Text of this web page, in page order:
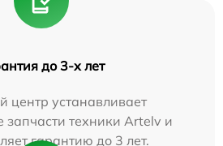
до 3-х лет
центр устанавливает
запчасти техники Artelv и
гарантию до 3 лет.